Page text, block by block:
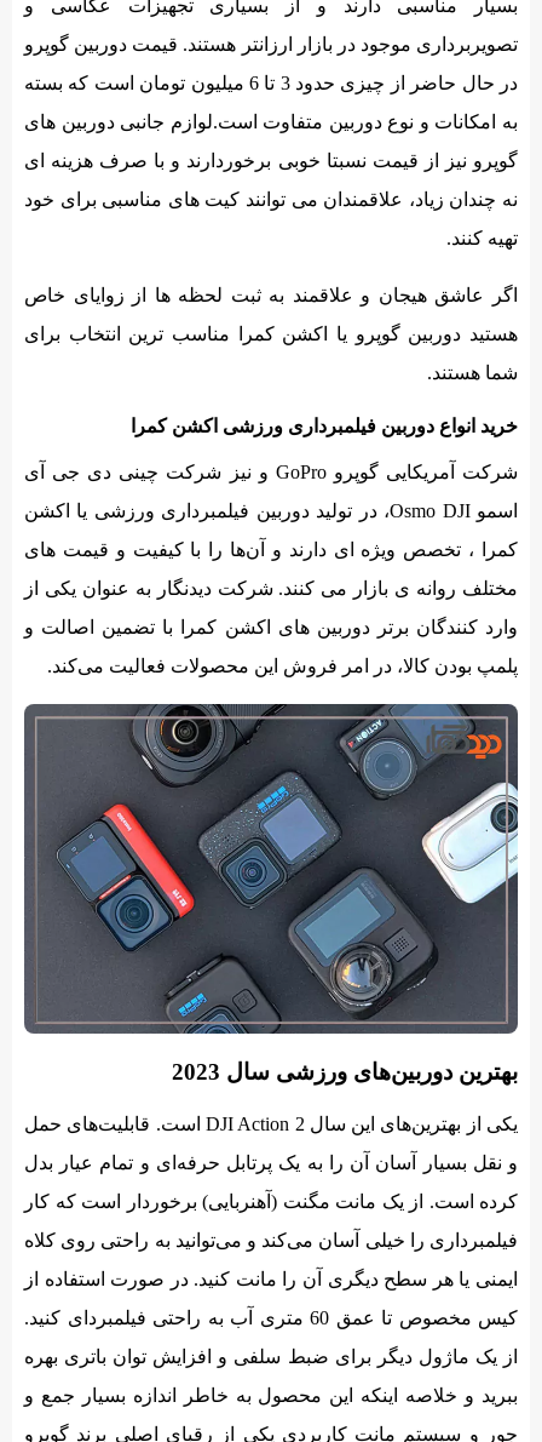
بسیار مناسبی دارند و از بسیاری تجهیزات عکاسی و
تصویربرداری موجود در بازار ارزانتر هستند. قیمت دوربین گوپرو
در حال حاضر از چیزی حدود 3 تا 6 میلیون تومان است که بسته
به امکانات و نوع دوربین متفاوت است.لوازم جانبی دوربین های
گوپرو نیز از قیمت نسبتا خوبی برخوردارند و با صرف هزینه ای
نه چندان زیاد، علاقمندان می توانند کیت های مناسبی برای خود
تهیه کنند.
اگر عاشق هیجان و علاقمند به ثبت لحظه ها از زوایای خاص
هستید دوربین گوپرو یا اکشن کمرا مناسب ترین انتخاب برای
شما هستند.
خرید انواع دوربین فیلمبرداری ورزشی اکشن کمرا
شرکت آمریکایی گوپرو GoPro و نیز شرکت چینی دی جی آی
اسمو Osmo DJI، در تولید دوربین فیلمبرداری ورزشی یا اکشن
کمرا ، تخصص ویژه ای دارند و آن‌ها را با کیفیت و قیمت های
مختلف روانه ی بازار می کنند. شرکت دیدنگار به عنوان یکی از
وارد کنندگان برتر دوربین های اکشن کمرا با تضمین اصالت و
پلمپ بودن کالا، در امر فروش این محصولات فعالیت می‌کند.
بهترین دوربین‌های ورزشی سال 2023
یکی از بهترین‌های این سال DJI Action 2 است. قابلیت‌های حمل
و نقل بسیار آسان آن را به یک پرتابل حرفه‌ای و تمام عیار بدل
کرده است. از یک مانت مگنت (آهنربایی) برخوردار است که کار
فیلمبرداری را خیلی آسان می‌کند و می‌توانید به راحتی روی کلاه
ایمنی یا هر سطح دیگری آن را مانت کنید. در صورت استفاده از
کیس مخصوص تا عمق 60 متری آب به راحتی فیلمبردای کنید.
از یک ماژول دیگر برای ضبط سلفی و افزایش توان باتری بهره
ببرید و خلاصه اینکه این محصول به خاطر اندازه بسیار جمع و
جور و سیستم مانت کاربردی یکی از رقبای اصلی برند گوپرو